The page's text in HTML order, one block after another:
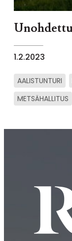
1.2.2023
AALISTUNTURI
METSÄHALLITUS